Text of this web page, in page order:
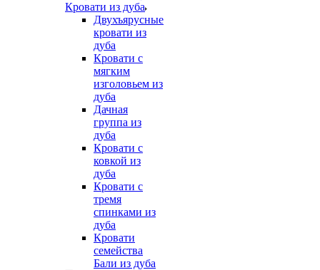
Кровати из дуба
Двухъярусные
кровати из
дуба
Кровати с
мягким
изголовьем из
дуба
Дачная
группа из
дуба
Кровати с
ковкой из
дуба
Кровати с
тремя
спинками из
дуба
Кровати
семейства
Бали из дуба